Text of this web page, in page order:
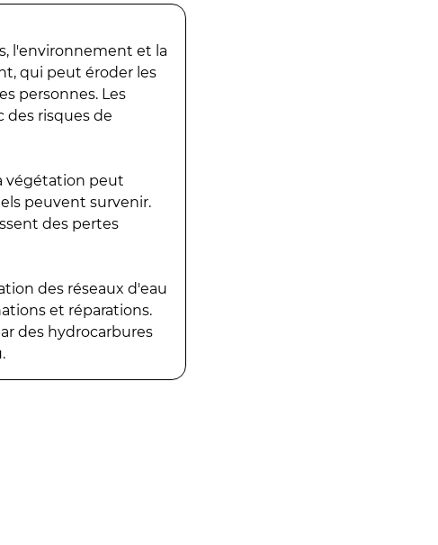
l'environnement et la
qui peut éroder les
personnes. Les
des risques de
végétation peut
peuvent survenir.
des pertes
des réseaux d'eau
et réparations.
des hydrocarbures